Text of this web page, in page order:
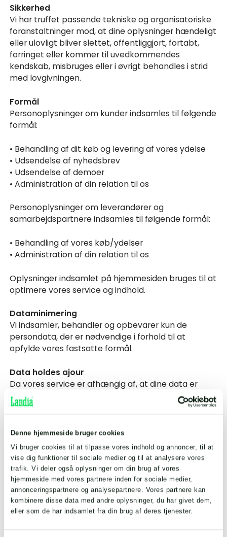
Denne hjemmeside bruger cookies
Vi bruger cookies til at tilpasse vores indhold og annoncer, til at
vise dig funktioner til sociale medier og til at analysere vores
trafik. Vi deler også oplysninger om din brug af vores
hjemmeside med vores partnere inden for sociale medier,
annonceringspartnere og analysepartnere. Vores partnere kan
kombinere disse data med andre oplysninger, du har givet dem,
eller som de har indsamlet fra din brug af deres tjenester.
Sikkerhed
Vi har truffet passende tekniske og organisatoriske
foranstaltninger mod, at dine oplysninger hændeligt
eller ulovligt bliver slettet, offentliggjort, fortabt,
forringet eller kommer til uvedkommendes
kendskab, misbruges eller i øvrigt behandles i strid
med lovgivningen.
Formål
Personoplysninger om kunder indsamles til følgende
formål:
• Behandling af dit køb og levering af vores ydelse
• Udsendelse af nyhedsbrev
• Udsendelse af demoer
• Administration af din relation til os
Personoplysninger om leverandører og
samarbejdspartnere indsamles til følgende formål:
• Behandling af vores køb/ydelser
• Administration af din relation til os
Oplysninger indsamlet på hjemmesiden bruges til at
optimere vores service og indhold.
Dataminimering
Vi indsamler, behandler og opbevarer kun de
persondata, der er nødvendige i forhold til at
opfylde vores fastsatte formål.
Data holdes ajour
Da vores service er afhængig af, at dine data er
korrekte og opdaterede, beder vi dig oplyse os om
relevante ændringer i dine data. Du kan benytte
dine ændringer, så sørger vi for at opdatere dine
persondata. Hvis vi selv bliver opmærksomme på,
at data ikke er korrekte, opdaterer vi oplysningerne.
Periode for opbevaring
Oplysningerne opbevares i det tidsrum, der er tilladt
i henhold til lovgivningen, og vi sletter dem, når de
ikke længere er nødvendige. Perioden afhænger af